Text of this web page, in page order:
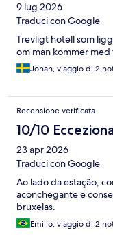
9 lug 2026
Traduci con Google
Trevligt hotell som
om man kommer
Johan, viaggio di 2
Recensione verificata
10/10
23 apr 2026
Traduci con Google
Ao lado da estação,
aconchegante e
bruxelas.
Emilio, viaggio di 2